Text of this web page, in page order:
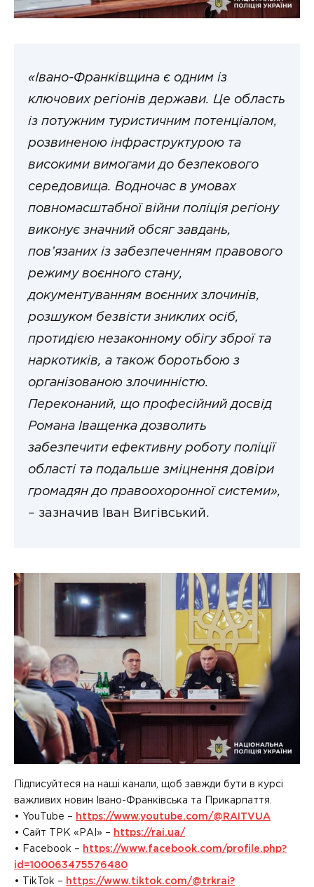
«Івано-Франківщина є одним із
ключових регіонів держави. Це область
із потужним туристичним потенціалом,
розвиненою інфраструктурою та
високими вимогами до безпекового
середовища. Водночас в умовах
повномасштабної війни поліція регіону
виконує значний обсяг завдань,
пов’язаних із забезпеченням правового
режиму воєнного стану,
документуванням воєнних злочинів,
розшуком безвісти зниклих осіб,
протидією незаконному обігу зброї та
наркотиків, а також боротьбою з
організованою злочинністю.
Переконаний, що професійний досвід
Романа Іващенка дозволить
забезпечити ефективну роботу поліції
області та подальше зміцнення довіри
громадян до правоохоронної системи»,
– зазначив Іван Вигівський.
Підписуйтеся на наші канали, щоб завжди бути в курсі
важливих новин Івано-Франківська та Прикарпаття.
• YouTube – https://www.youtube.com/@RAITVUA
• Сайт ТРК «РАІ» – https://rai.ua/
• Facebook – https://www.facebook.com/profile.php?
id=100063475576480
• TikTok – https://www.tiktok.com/@trkrai?